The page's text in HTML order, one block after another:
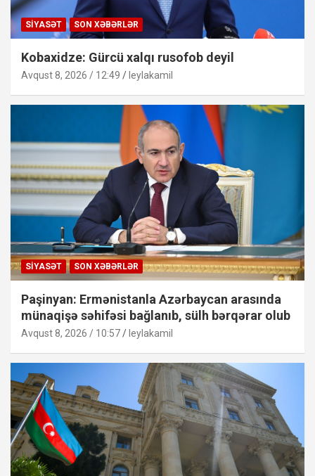
SIYASƏT SON XƏBƏRLƏR
Kobaxidze: Gürcü xalqı rusofob deyil
Avqust 8, 2026 / 12:49 leylakamil
SIYASƏT SON XƏBƏRLƏR
Paşinyan: Ermənistanla Azərbaycan arasında
münaqişə səhifəsi bağlanıb, sülh bərqərar olub
Avqust 8, 2026 / 10:57 leylakamil